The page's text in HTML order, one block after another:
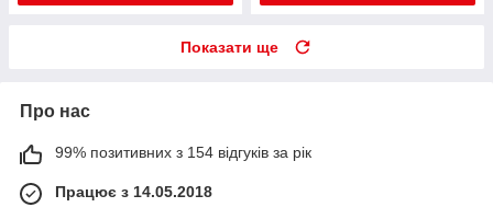
Показати ще
Про нас
99% позитивних з 154 відгуків за рік
Працює з 14.05.2018